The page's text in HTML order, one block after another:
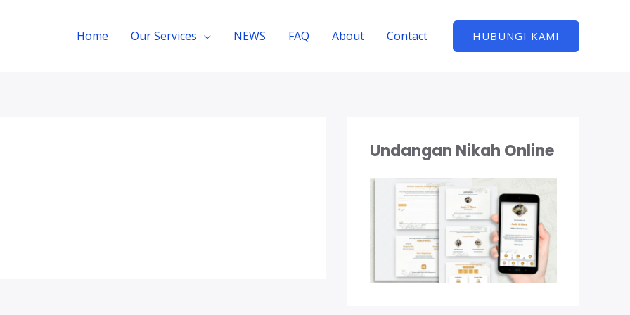
Home Our Services NEWS FAQ About Contact HUBUNGI KAMI
Undangan Nikah Online